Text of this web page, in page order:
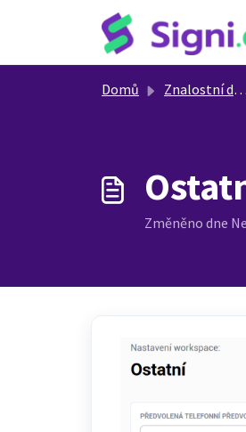
Přeskočit na hlavní
Domů Znalostní databáze
Změněno dne